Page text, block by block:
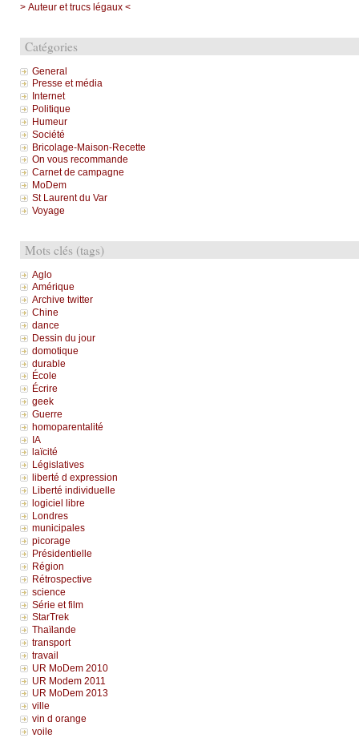
> Auteur et trucs légaux <
Catégories
General
Presse et média
Internet
Politique
Humeur
Société
Bricolage-Maison-Recette
On vous recommande
Carnet de campagne
MoDem
St Laurent du Var
Voyage
Mots clés (tags)
Aglo
Amérique
Archive twitter
Chine
dance
Dessin du jour
domotique
durable
École
Écrire
geek
Guerre
homoparentalité
IA
laïcité
Législatives
liberté d expression
Liberté individuelle
logiciel libre
Londres
municipales
picorage
Présidentielle
Région
Rétrospective
science
Série et film
StarTrek
Thaïlande
transport
travail
UR MoDem 2010
UR Modem 2011
UR MoDem 2013
ville
vin d orange
voile